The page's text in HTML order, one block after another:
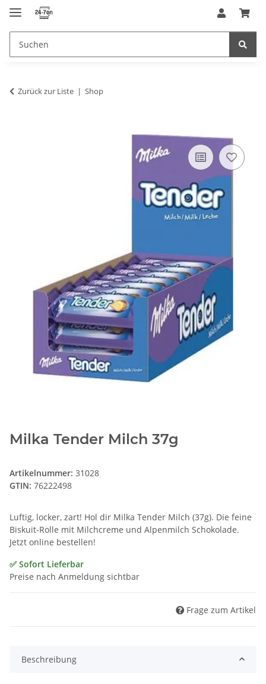
Zurück zur Liste Shop
Milka Tender Milch 37g
Artikelnummer: 31028
GTIN: 76222498
Luftig, locker, zart! Hol dir Milka Tender Milch (37g). Die feine
Biskuit-Rolle mit Milchcreme und Alpenmilch Schokolade.
Jetzt online bestellen!
✅ Sofort Lieferbar
Preise nach Anmeldung sichtbar
Frage zum Artikel
Beschreibung